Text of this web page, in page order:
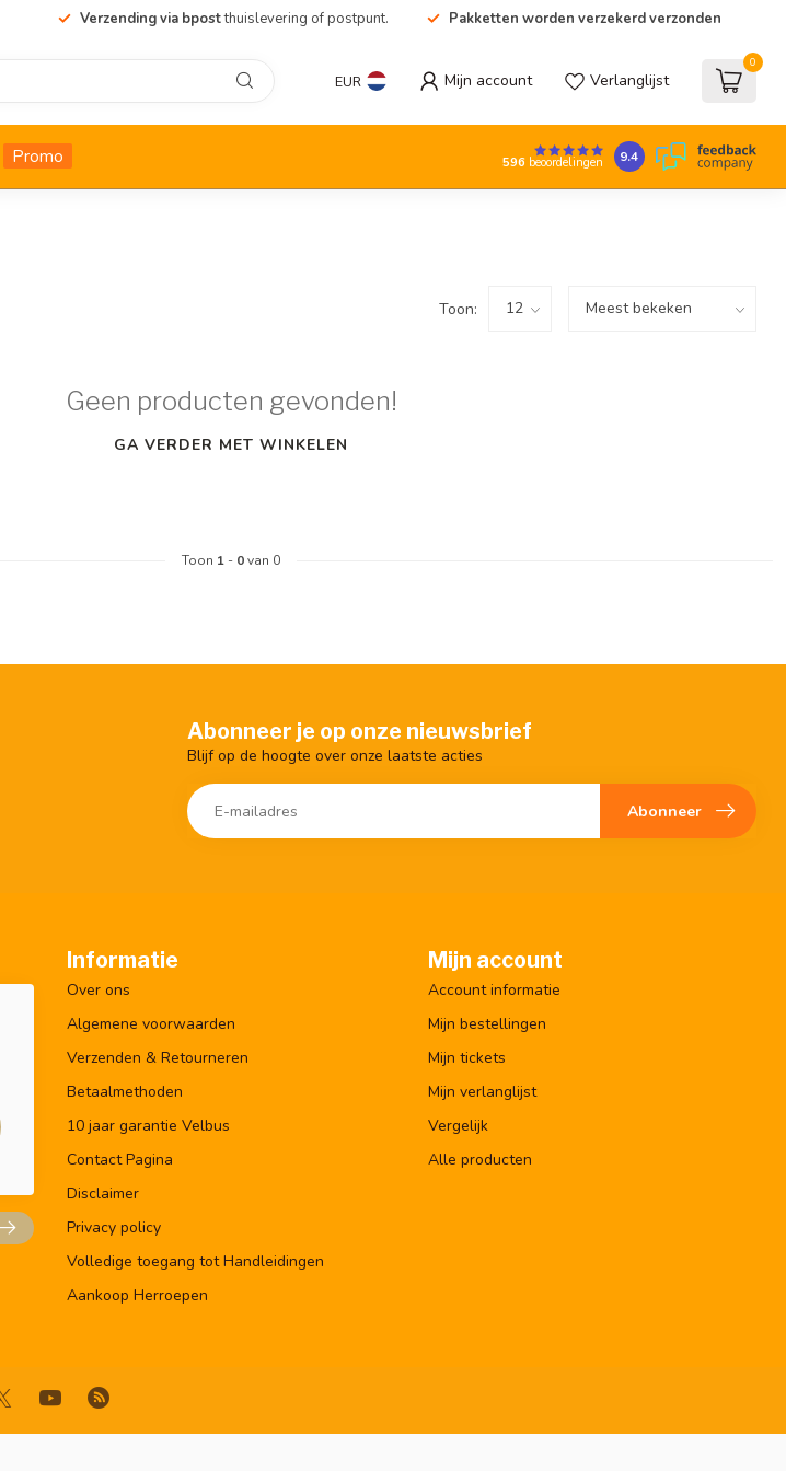
Verzending via bpostthuislevering of postpunt. Pakketten worden verzekerd verzonden
EUR Mijn account Verlanglijst
0
Promo 596beoordelingen 9.4
Toon:
Geen producten gevonden!
GA VERDER MET WINKELEN
Toon 1 - 0van 0
Abonneer je op onze nieuwsbrief
Blijf op de hoogte over onze laatste acties
Abonneer
Informatie
Over ons
Algemene voorwaarden
Verzenden & Retourneren
Betaalmethoden
10 jaar garantie Velbus
Contact Pagina
Disclaimer
Privacy policy
Volledige toegang tot Handleidingen
Aankoop Herroepen
Mijn account
Account informatie
Mijn bestellingen
Mijn tickets
Mijn verlanglijst
Vergelijk
Alle producten